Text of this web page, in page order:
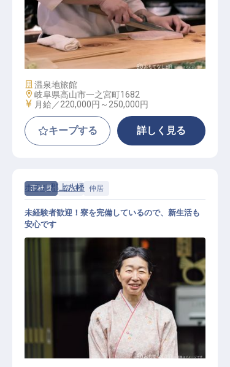
調理
施設業態
温泉地旅館
勤務地
岐阜県高山市一之宮町1682
給与
月給／220,000円～ 250,000円
キープする 詳しく見る
正社員 宿泊 仲居
仲居
ホテル郡上八幡
未経験者歓迎！寮を完備しているので、新生活も
安心です